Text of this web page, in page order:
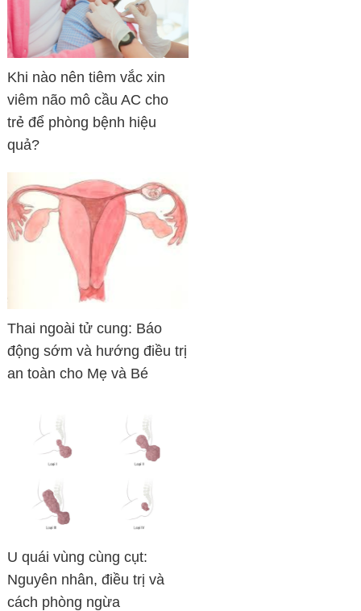
Khi nào nên tiêm vắc xin
viêm não mô cầu AC cho
trẻ để phòng bệnh hiệu
quả?
Thai ngoài tử cung: Báo
động sớm và hướng điều trị
an toàn cho Mẹ và Bé
U quái vùng cùng cụt:
Nguyên nhân, điều trị và
cách phòng ngừa